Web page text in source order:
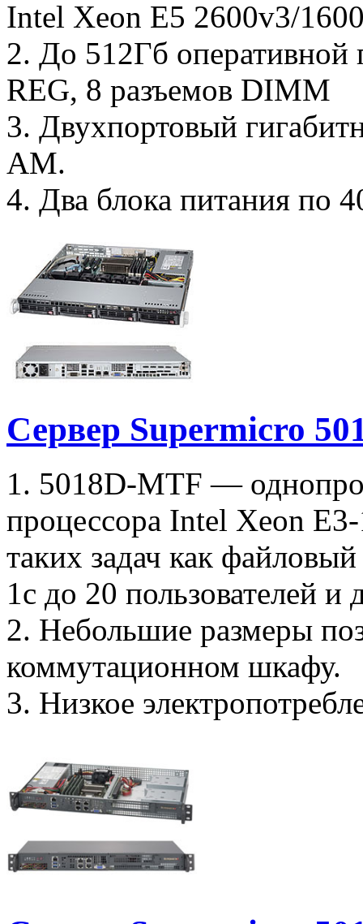
Intel Xeon E5 2600v3/
2. До 512Гб
REG, 8 разъемов DIMM
3. Двухпортовый
AM.
4. Два блока питания по
Сервер Supermicro
1. 5018D-MTF —
процессора Intel Xeon
таких задач как
1с до 20 пользователей
2. Небольшие размеры
коммутационном шкафу.
3. Низкое